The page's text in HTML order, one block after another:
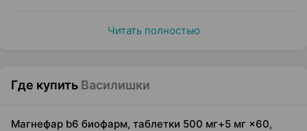
Читать полностью
Где купить Василишки
Магнефар b6 биофарм, таблетки 500 мг+5 мг ×60,